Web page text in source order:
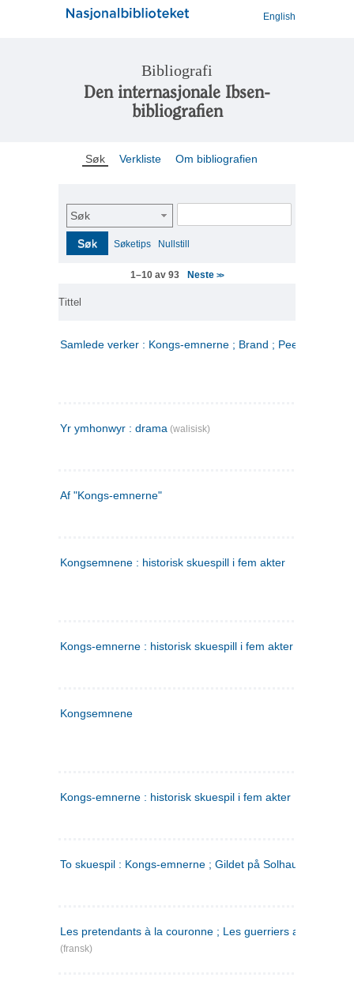
English
Bibliografi
Den internasjonale Ibsen-
bibliografien
Søk Verkliste Om bibliografien
Søk
Søk Søketips Nullstill
1–10 av 93 Neste>>
Tittel
Samlede verker : Kongs-emnerne ; Brand ; Peer Gynt. 2
Yr ymhonwyr : drama (walisisk)
Af "Kongs-emnerne"
Kongsemnene : historisk skuespill i fem akter
Kongs-emnerne : historisk skuespill i fem akter
Kongsemnene
Kongs-emnerne : historisk skuespil i fem akter
To skuespil : Kongs-emnerne ; Gildet på Solhaug
Les pretendants à la couronne ; Les guerriers a Helgeland
(fransk)